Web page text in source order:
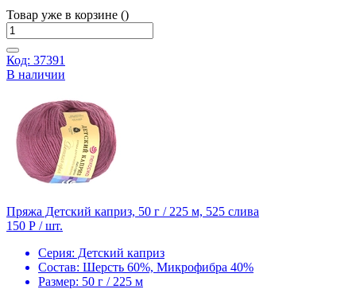
Товар уже в корзине ()
Код: 37391
В наличии
Пряжа Детский каприз, 50 г / 225 м, 525 слива
150 Р / шт.
Серия: Детский каприз
Состав: Шерсть 60%, Микрофибра 40%
Размер: 50 г / 225 м